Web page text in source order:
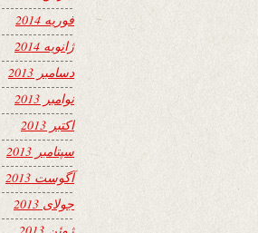
فوریه 2014
ژانویه 2014
دسامبر 2013
نوامبر 2013
اکتبر 2013
سپتامبر 2013
آگوست 2013
جولای 2013